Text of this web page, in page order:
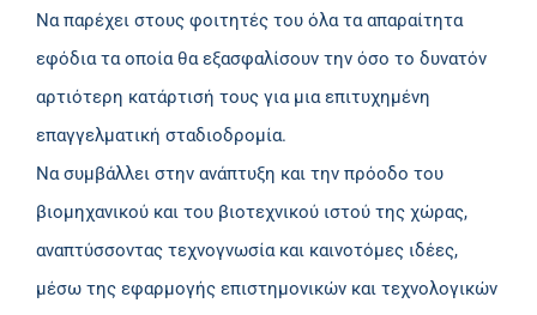
Να παρέχει στους φοιτητές του όλα τα απαραίτητα
εφόδια τα οποία θα εξασφαλίσουν την όσο το δυνατόν
αρτιότερη κατάρτισή τους για μια επιτυχημένη
επαγγελματική σταδιοδρομία.
Να συμβάλλει στην ανάπτυξη και την πρόοδο του
βιομηχανικού και του βιοτεχνικού ιστού της χώρας,
αναπτύσσοντας τεχνογνωσία και καινοτόμες ιδέες,
µέσω της εφαρμογής επιστημονικών και τεχνολογικών